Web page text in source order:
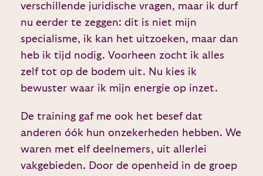
verschillende juridische vragen, maar ik durf
nu eerder te zeggen: dit is niet mijn
specialisme, ik kan het uitzoeken, maar dan
heb ik tijd nodig. Voorheen zocht ik alles
zelf tot op de bodem uit. Nu kies ik
bewuster waar ik mijn energie op inzet.
De training gaf me ook het besef dat
anderen óók hun onzekerheden hebben. We
waren met elf deelnemers, uit allerlei
vakgebieden. Door de openheid in de groep